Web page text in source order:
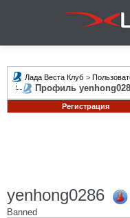
Лада Веста Клуб >
Профиль
Регистрация
yenhong0286
Banned